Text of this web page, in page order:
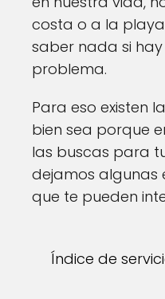
costa o a la
saber nada si
problema.
Para eso existen
bien sea porque
las buscas para
dejamos algunas
que te pueden
Índice de